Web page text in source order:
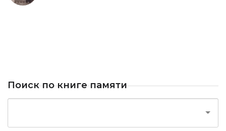
Поиск по книге памяти